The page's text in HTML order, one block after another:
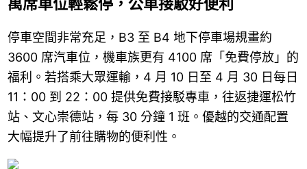
停車空間非常充足，B3 至 B4 地下停車場規畫約
3600 席汽車位，機車族更有 4100 席「免費停放」的
福利。若搭乘大眾運輸，4 月 10 日至 4 月 30 日每日
11：00 到 22：00 提供免費接駁專車，往返捷運松竹
站、文心崇德站，每 30 分鐘 1 班。優越的交通配置
大幅提升了前往購物的便利性。